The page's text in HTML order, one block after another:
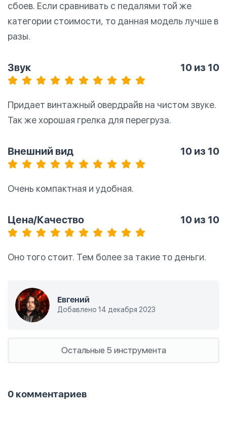
сбоев. Если сравнивать с педалями той же
категории стоимости, то данная модель лучше в
разы.
Звук 10 из 10
Придает винтажный овердрайв на чистом звуке.
Так же хорошая грелка для перегруза.
Внешний вид 10 из 10
Очень компактная и удобная.
Цена/Качество 10 из 10
Оно того стоит. Тем более за такие то деньги.
Евгений
Добавлено 14 декабря 2023
Остальные 5 инструмента
0 комментариев